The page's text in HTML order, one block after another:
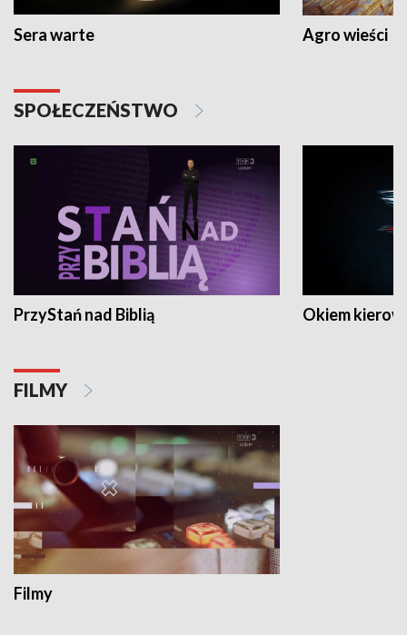
Sera warte Agro wieści
SPOŁECZEŃSTWO
PrzyStań nad Biblią Okiem
FILMY
Filmy